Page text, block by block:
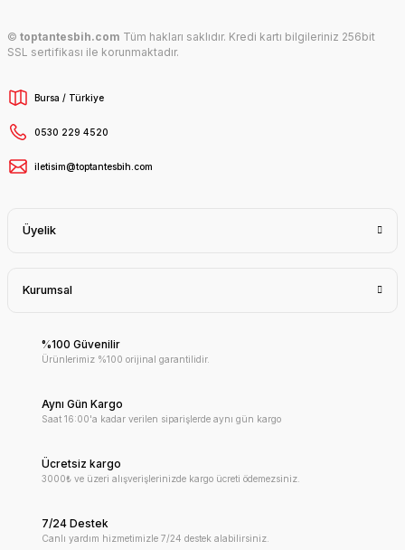
© toptantesbih.com Tüm hakları saklıdır. Kredi kartı bilgileriniz 256bit
SSL sertifikası ile korunmaktadır.
Bursa / Türkiye
0530 229 4520
iletisim@toptantesbih.com
Üyelik
Kurumsal
%100 Güvenilir
Ürünlerimiz %100 orijinal garantilidir.
Aynı Gün Kargo
Saat 16:00'a kadar verilen siparişlerde aynı gün kargo
Ücretsiz kargo
3000₺ ve üzeri alışverişlerinizde kargo ücreti ödemezsiniz.
7/24 Destek
Canlı yardım hizmetimizle 7/24 destek alabilirsiniz.